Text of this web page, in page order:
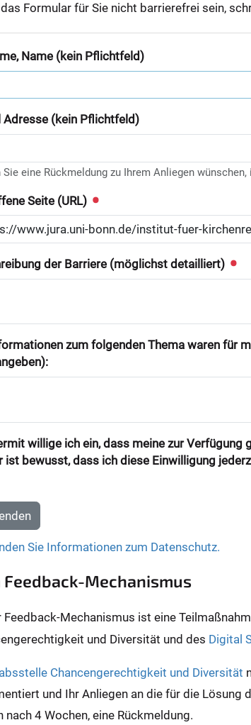
Formular für Sie nicht barrierefrei sein,
Name (kein Pflichtfeld)
Adresse (kein Pflichtfeld)
eine Rückmeldung zu Ihrem Anliegen
Seite (URL)
der Barriere (möglichst detailliert)
zum folgenden Thema waren für
willige ich ein, dass meine zur
ist bewusst, dass ich diese Einwilligung
Sie Informationen zum Datenschutz.
Feedback-Mechanismus
Feedback-Mechanismus ist eine
und Diversität und des Digital
Chancengerechtigkeit und Diversität
und Ihr Anliegen an die für die
nach 4 Wochen, eine Rückmeldung.